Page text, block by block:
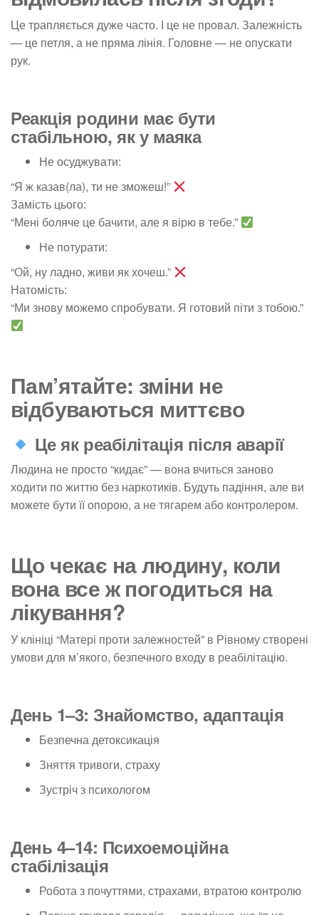
Це трапляється дуже часто. І це не провал. Залежність
— це петля, а не пряма лінія. Головне — не опускати
рук.
Реакція родини має бути
стабільною, як у маяка
Не осуджувати:
“Я ж казав(ла), ти не зможеш!”
Замість цього:
“Мені боляче це бачити, але я вірю в тебе.”
Не потурати:
“Ой, ну ладно, живи як хочеш.”
Натомість:
“Ми знову можемо спробувати. Я готовий піти з тобою.”
Пам’ятайте: зміни не
відбуваються миттєво
Це як реабілітація після аварії
Людина не просто “кидає” — вона вчиться заново
ходити по життю без наркотиків. Будуть падіння, але ви
можете бути її опорою, а не тягарем або контролером.
Що чекає на людину, коли
вона все ж погодиться на
лікування?
У клініці “Матері проти залежностей” в Рівному створені
умови для м’якого, безпечного входу в реабілітацію.
День 1–3: Знайомство, адаптація
Безпечна детоксикація
Зняття тривоги, страху
Зустріч з психологом
День 4–14: Психоемоційна
стабілізація
Робота з почуттями, страхами, втратою контролю